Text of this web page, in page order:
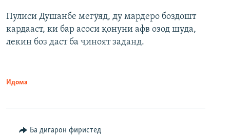
Пулиси Душанбе мегӯяд, ду мардеро боздошт
кардааст, ки бар асоси қонуни афв озод шуда,
лекин боз даст ба ҷиноят заданд.
Идома
Ба дигарон фиристед